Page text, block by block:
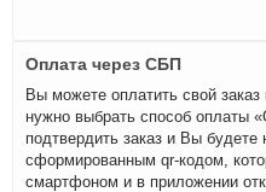
Оплата через СБП
Вы можете оплатить свой
нужно выбрать способ оплаты
подтвердить заказ и Вы
сформированным qr-кодом,
смартфоном и в приложении